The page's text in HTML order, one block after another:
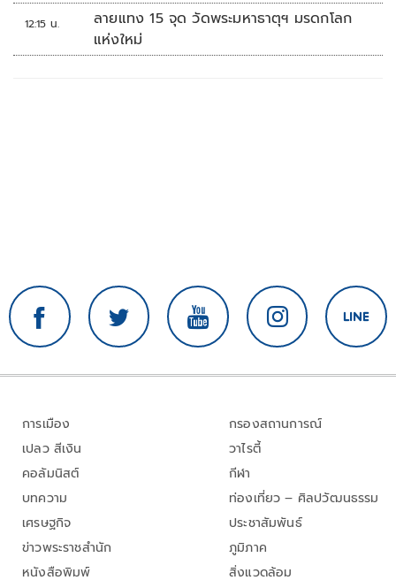
12:15 น.
ลายแทง 15 จุด วัดพระมหาธาตุฯ มรดกโลก
แห่งใหม่
การเมือง
เปลว สีเงิน
คอลัมนิสต์
บทความ
เศรษฐกิจ
ข่าวพระราชสำนัก
หนังสือพิมพ์
กรองสถานการณ์
วาไรตี้
กีฬา
ท่องเที่ยว – ศิลปวัฒนธรรม
ประชาสัมพันธ์
ภูมิภาค
สิ่งแวดล้อม